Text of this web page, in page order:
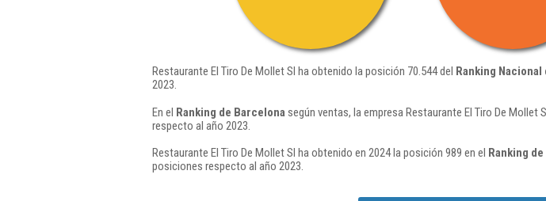
Restaurante El Tiro De Mollet Sl ha obtenido la posición 70.544 del Ranking Nacional
2023.
En el Ranking de Barcelona según ventas, la empresa Restaurante El Tiro De
respecto al año 2023.
Restaurante El Tiro De Mollet Sl ha obtenido en 2024 la posición 989 en el Ranking
posiciones respecto al año 2023.